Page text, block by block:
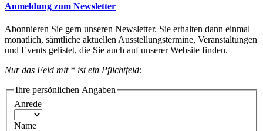
Anmeldung zum Newsletter
Abonnieren Sie gern unseren Newsletter. Sie erhalten dann einmal
monatlich, sämtliche aktuellen Ausstellungstermine, Veranstaltungen
und Events gelistet, die Sie auch auf unserer Website finden.
Nur das Feld mit * ist ein Pflichtfeld:
Ihre persönlichen Angaben
Anrede
Name